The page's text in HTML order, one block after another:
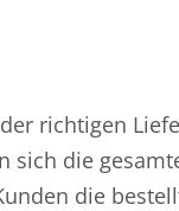
richtigen
sich die
die